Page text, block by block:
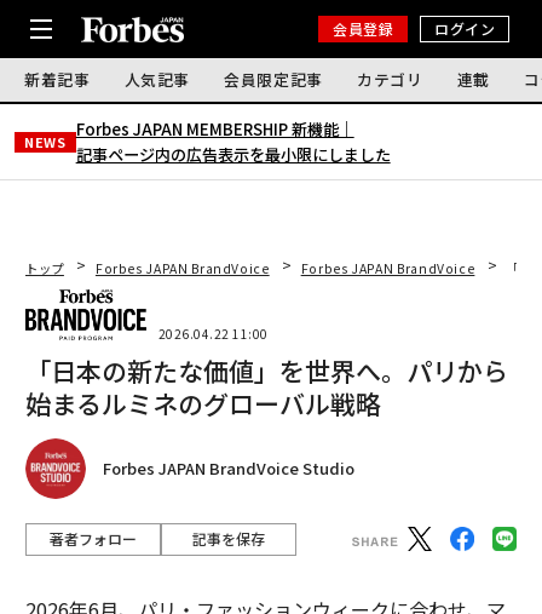
会員登録 ログイン
新着記事 人気記事 会員限定記事 カテゴリ 連載
NEWS
Forbes JAPAN MEMBERSHIP 新機能｜
記事ページ内の広告表示を最小限にしました
トップ Forbes JAPAN BrandVoice Forbes JAPAN BrandVoice 「
2026.04.22 11:00
「日本の新たな価値」を世界へ。パリから
始まるルミネのグローバル戦略
Forbes JAPAN BrandVoice Studio
著者フォロー 記事を保存